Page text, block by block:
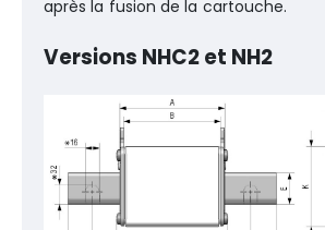
après la fusion de la cartouche.
Versions NHC2 et NH2